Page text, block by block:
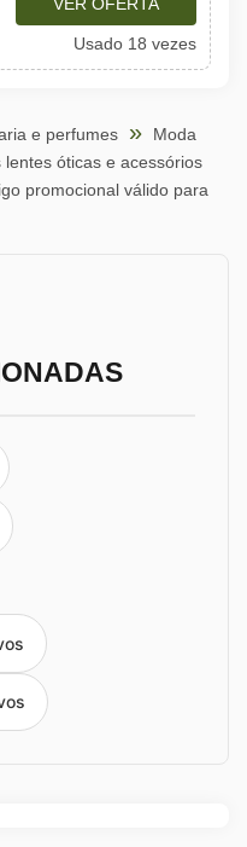
Usado 18 vezes
e perfumes
Moda
lentes óticas e acessórios
promocional válido para